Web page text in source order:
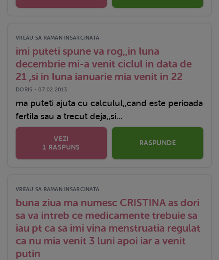
VREAU SA RAMAN INSARCINATA
imi puteti spune va rog,,in luna
decembrie mi-a venit ciclul in data de
21 ,si in luna ianuarie mia venit in 22
DORIS - 07.02.2013
ma puteti ajuta cu calculul,,cand este perioada
fertila sau a trecut deja,,si...
VEZI
1 RASPUNS
RASPUNDE
VREAU SA RAMAN INSARCINATA
buna ziua ma numesc CRISTINA as dori
sa va intreb ce medicamente trebuie sa
iau pt ca sa imi vina menstruatia regulat
ca nu mia venit 3 luni apoi iar a venit
putin